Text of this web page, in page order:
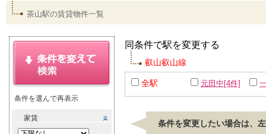
茶山駅の賃貸物件一覧
条件を選んで再表示
家賃
同条件で駅を変更する
叡山叡山線
全駅 元田中[4件]
条件を変更したい場合は、